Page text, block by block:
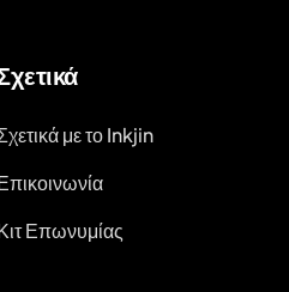
με το Inkjin
Επωνυμίας